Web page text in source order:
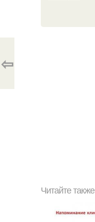
⇦
Читайте также